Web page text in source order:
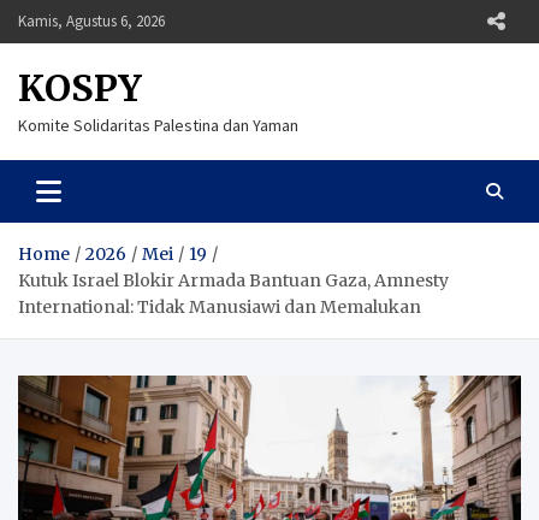
Skip
to
Kamis, Agustus 6, 2026
KOSPY
Komite Solidaritas Palestina dan Yaman
Home 2026 Mei
19
Kutuk Israel Blokir Armada Bantuan Gaza, Amnesty
International: Tidak Manusiawi dan Memalukan